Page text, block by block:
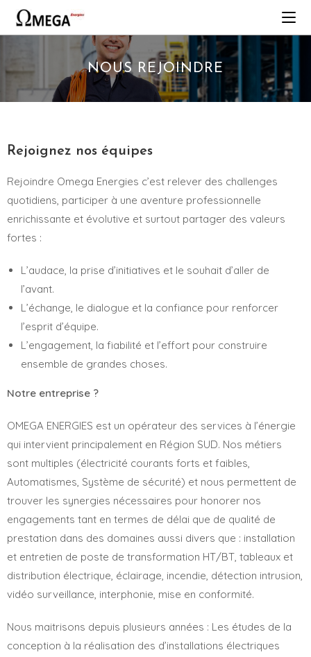
NOUS REJOINDRE
Rejoignez nos équipes
Rejoindre Omega Energies c’est relever des challenges
quotidiens, participer à une aventure professionnelle
enrichissante et évolutive et surtout partager des valeurs
fortes :
L’audace, la prise d’initiatives et le souhait d’aller de
l’avant.
L’échange, le dialogue et la confiance pour renforcer
l’esprit d’équipe.
L’engagement, la fiabilité et l’effort pour construire
ensemble de grandes choses.
Notre entreprise ?
OMEGA ENERGIES est un opérateur des services à l’énergie
qui intervient principalement en Région SUD. Nos métiers
sont multiples (électricité courants forts et faibles,
Automatismes, Système de sécurité) et nous permettent de
trouver les synergies nécessaires pour honorer nos
engagements tant en termes de délai que de qualité de
prestation dans des domaines aussi divers que : installation
et entretien de poste de transformation HT/BT, tableaux et
distribution électrique, éclairage, incendie, détection intrusion,
vidéo surveillance, interphonie, mise en conformité.
Nous maitrisons depuis plusieurs années : Les études de la
conception à la réalisation des d’installations électriques